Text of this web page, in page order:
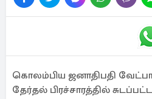
கொலம்பிய ஜனாதிபதி
தேர்தல் பிரச்சாரத்தில்